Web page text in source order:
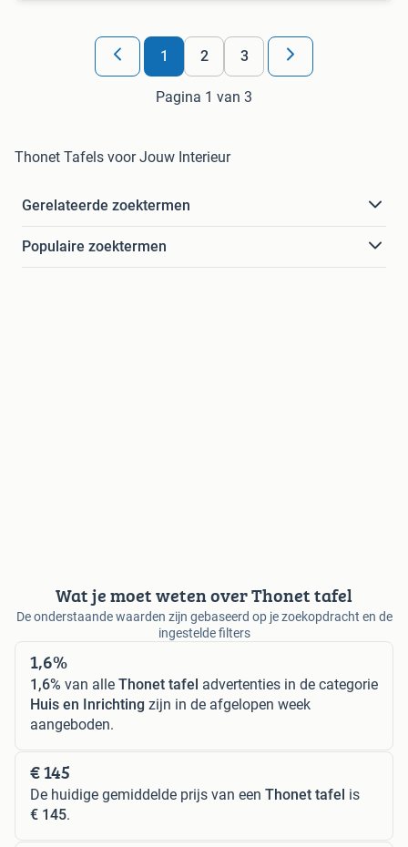
1 2 3
Pagina 1 van 3
Thonet Tafels voor Jouw Interieur
Gerelateerde zoektermen
Populaire zoektermen
Wat je moet weten over Thonet tafel
De onderstaande waarden zijn gebaseerd op je zoekopdracht en de
ingestelde filters
1,6%
1,6% van alle Thonet tafel advertenties in de categorie
Huis en Inrichting zijn in de afgelopen week
aangeboden.
€ 145
De huidige gemiddelde prijs van een Thonet tafel is
€ 145.